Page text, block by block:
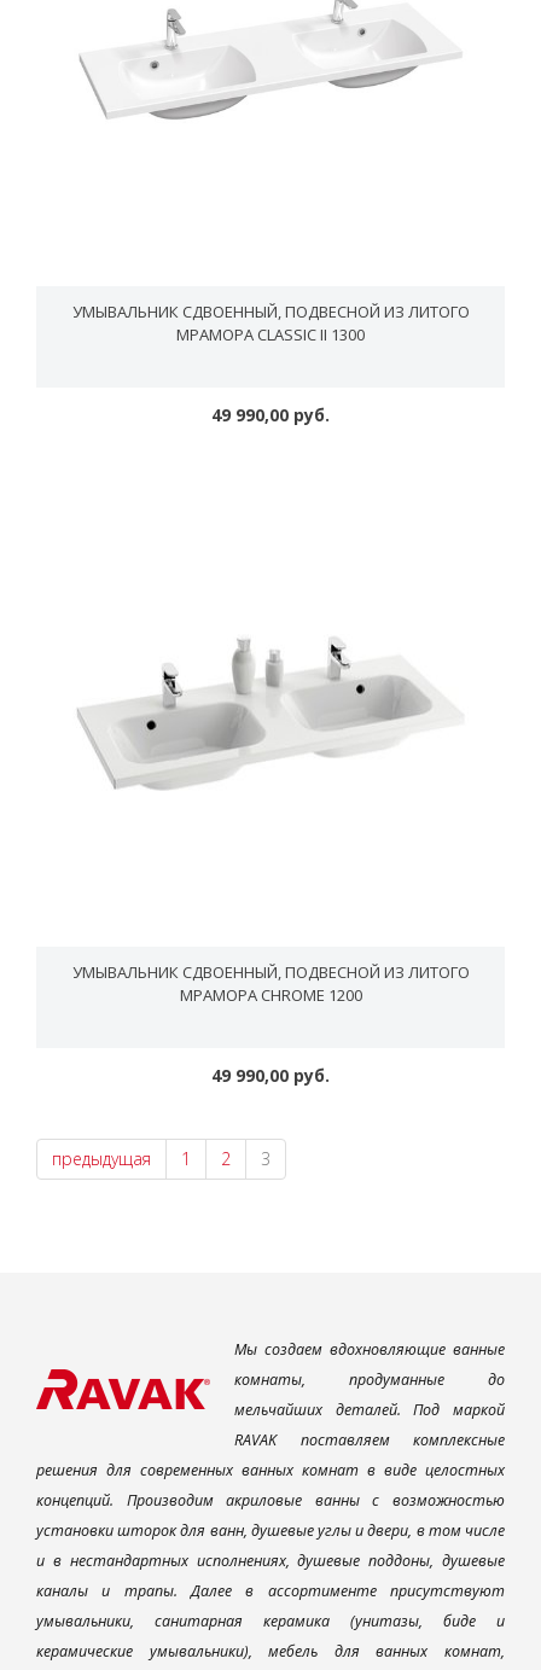
УМЫВАЛЬНИК СДВОЕННЫЙ, ПОДВЕСНОЙ ИЗ ЛИТОГО
МРАМОРА CLASSIC II 1300
49 990,00 руб.
УМЫВАЛЬНИК СДВОЕННЫЙ, ПОДВЕСНОЙ ИЗ ЛИТОГО
МРАМОРА CHROME 1200
49 990,00 руб.
предыдущая 1 2 3
Мы создаем вдохновляющие ванные
комнаты, продуманные до
мельчайших деталей. Под маркой
RAVAK поставляем комплексные
решения для современных ванных комнат в виде целостных
концепций. Производим акриловые ванны с возможностью
установки шторок для ванн, душевые углы и двери, в том числе
и в нестандартных исполнениях, душевые поддоны, душевые
каналы и трапы. Далее в ассортименте присутствуют
умывальники, санитарная керамика (унитазы, биде и
керамические умывальники), мебель для ванных комнат,